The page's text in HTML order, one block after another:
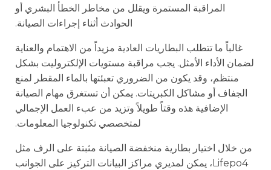
المراقبة المستمرة ويقلل من مخاطر الخطأ البشري أو
الحوادث أثناء إجراءات الصيانة.
غالباً ما تتطلب البطاريات العادية مزيداً من الاهتمام والعناية
لضمان الأداء الأمثل. يجب مراقبة مستويات الإلكتروليت بشكل
منتظم، وقد يكون من الضروري تعبئتها بالماء المقطر لمنع
الجفاف أو مشاكل الكبريتات. يمكن أن تستغرق مهام الصيانة
الإضافية هذه وقتاً طويلاً وتزيد من عبء العمل الإجمالي
لمتخصصي تكنولوجيا المعلومات.
من خلال اختيار بطارية منخفضة الصيانة مثبتة على الرف مثل
Lifepo4، يمكن لمديري مراكز البيانات التركيز على الجوانب